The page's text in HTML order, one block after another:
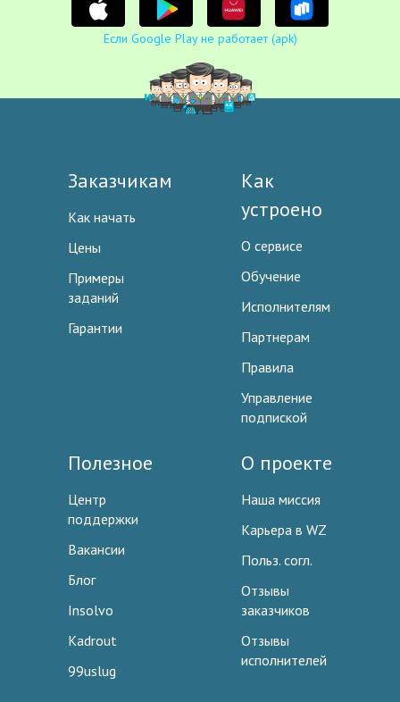
Если Google Play не работает (apk)
Заказчикам
Как начать
Цены
Примеры
заданий
Гарантии
Как
устроено
О сервисе
Обучение
Исполнителям
Партнерам
Правила
Управление
подпиской
Полезное
Центр
поддержки
Вакансии
Блог
Insolvo
Kadrout
99uslug
О проекте
Наша миссия
Карьера в WZ
Польз. согл.
Отзывы
заказчиков
Отзывы
исполнителей